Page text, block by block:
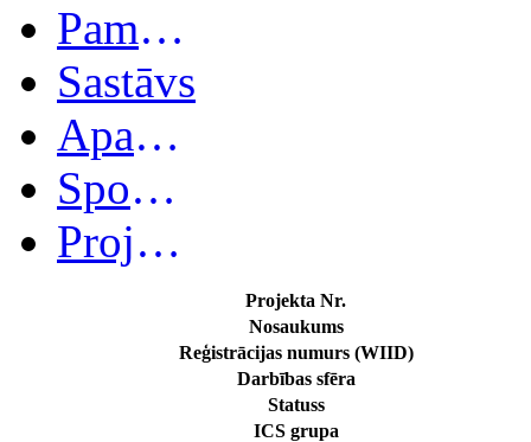
Pamatinformācija
Sastāvs
Apakškomitejas
Spoguļkomitejas
Projekti
Projekta Nr.
Nosaukums
Reģistrācijas numurs (WIID)
Darbības sfēra
Statuss
ICS grupa